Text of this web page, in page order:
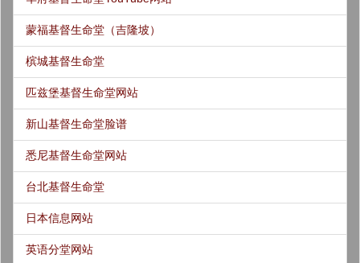
蒙福基督生命堂（吉隆坡）
槟城基督生命堂
匹兹堡基督生命堂网站
新山基督生命堂脸谱
悉尼基督生命堂网站
台北基督生命堂
日本信息网站
英语分堂网站